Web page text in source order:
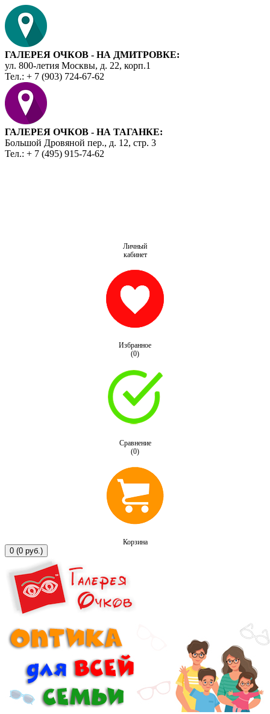
ГАЛЕРЕЯ ОЧКОВ - НА ДМИТРОВКЕ:
ул. 800-летия Москвы, д. 22, корп.1
Тел.: + 7 (903) 724-67-62
ГАЛЕРЕЯ ОЧКОВ - НА ТАГАНКЕ:
Большой Дровяной пер., д. 12, стр. 3
Тел.: + 7 (495) 915-74-62
Личный
кабинет
Избранное
(0)
Сравнение
(0)
Корзина
0 (0 руб.)